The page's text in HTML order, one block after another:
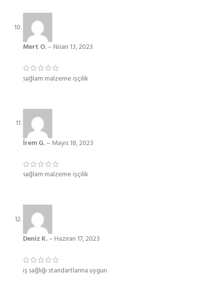
Mert O.– Nisan 13, 2023
sağlam malzeme işçilik
İrem G.– Mayıs 18, 2023
sağlam malzeme işçilik
Deniz K.– Haziran 17, 2023
iş sağlığı standartlarına uygun